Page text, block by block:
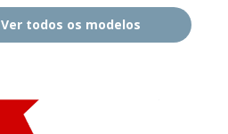
Ver todos os modelos